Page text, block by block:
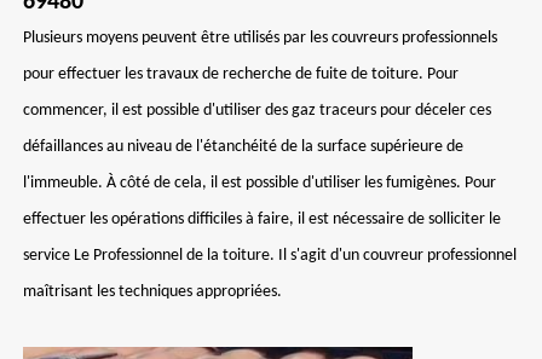
Plusieurs moyens peuvent être utilisés par les couvreurs professionnels
pour effectuer les travaux de recherche de fuite de toiture. Pour
commencer, il est possible d'utiliser des gaz traceurs pour déceler ces
défaillances au niveau de l'étanchéité de la surface supérieure de
l'immeuble. À côté de cela, il est possible d'utiliser les fumigènes. Pour
effectuer les opérations difficiles à faire, il est nécessaire de solliciter le
service Le Professionnel de la toiture. Il s'agit d'un couvreur professionnel
maîtrisant les techniques appropriées.